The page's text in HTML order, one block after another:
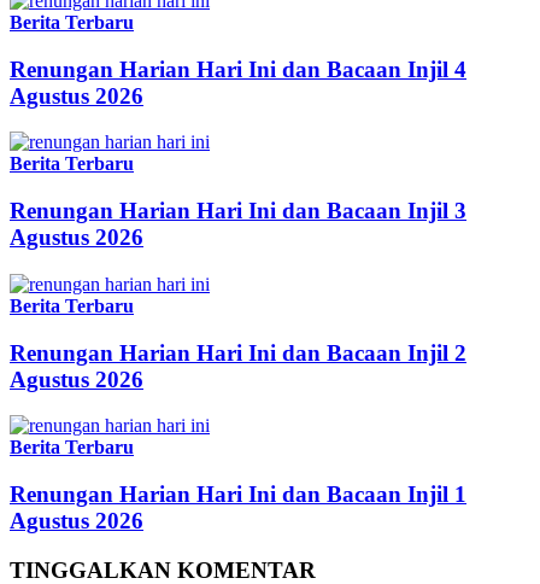
Berita Terbaru
Renungan Harian Hari Ini dan Bacaan Injil 4
Agustus 2026
Berita Terbaru
Renungan Harian Hari Ini dan Bacaan Injil 3
Agustus 2026
Berita Terbaru
Renungan Harian Hari Ini dan Bacaan Injil 2
Agustus 2026
Berita Terbaru
Renungan Harian Hari Ini dan Bacaan Injil 1
Agustus 2026
TINGGALKAN KOMENTAR